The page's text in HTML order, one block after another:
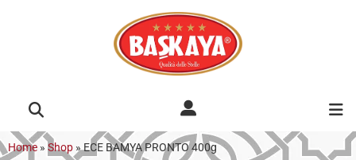
Home » Shop »ECE BAMYA PRONTO 400g